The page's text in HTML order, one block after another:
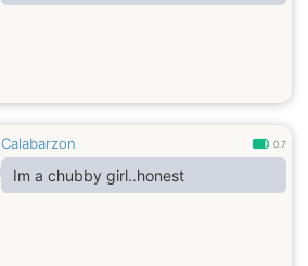
Calabarzon 0.7
Im a chubby girl..honest